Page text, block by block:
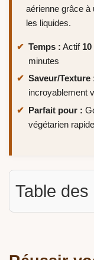
aérienne grâce à
les liquides.
Temps : Actif 10
minutes
Saveur/Texture
incroyablement
Parfait pour :
végétarien rapide
Table